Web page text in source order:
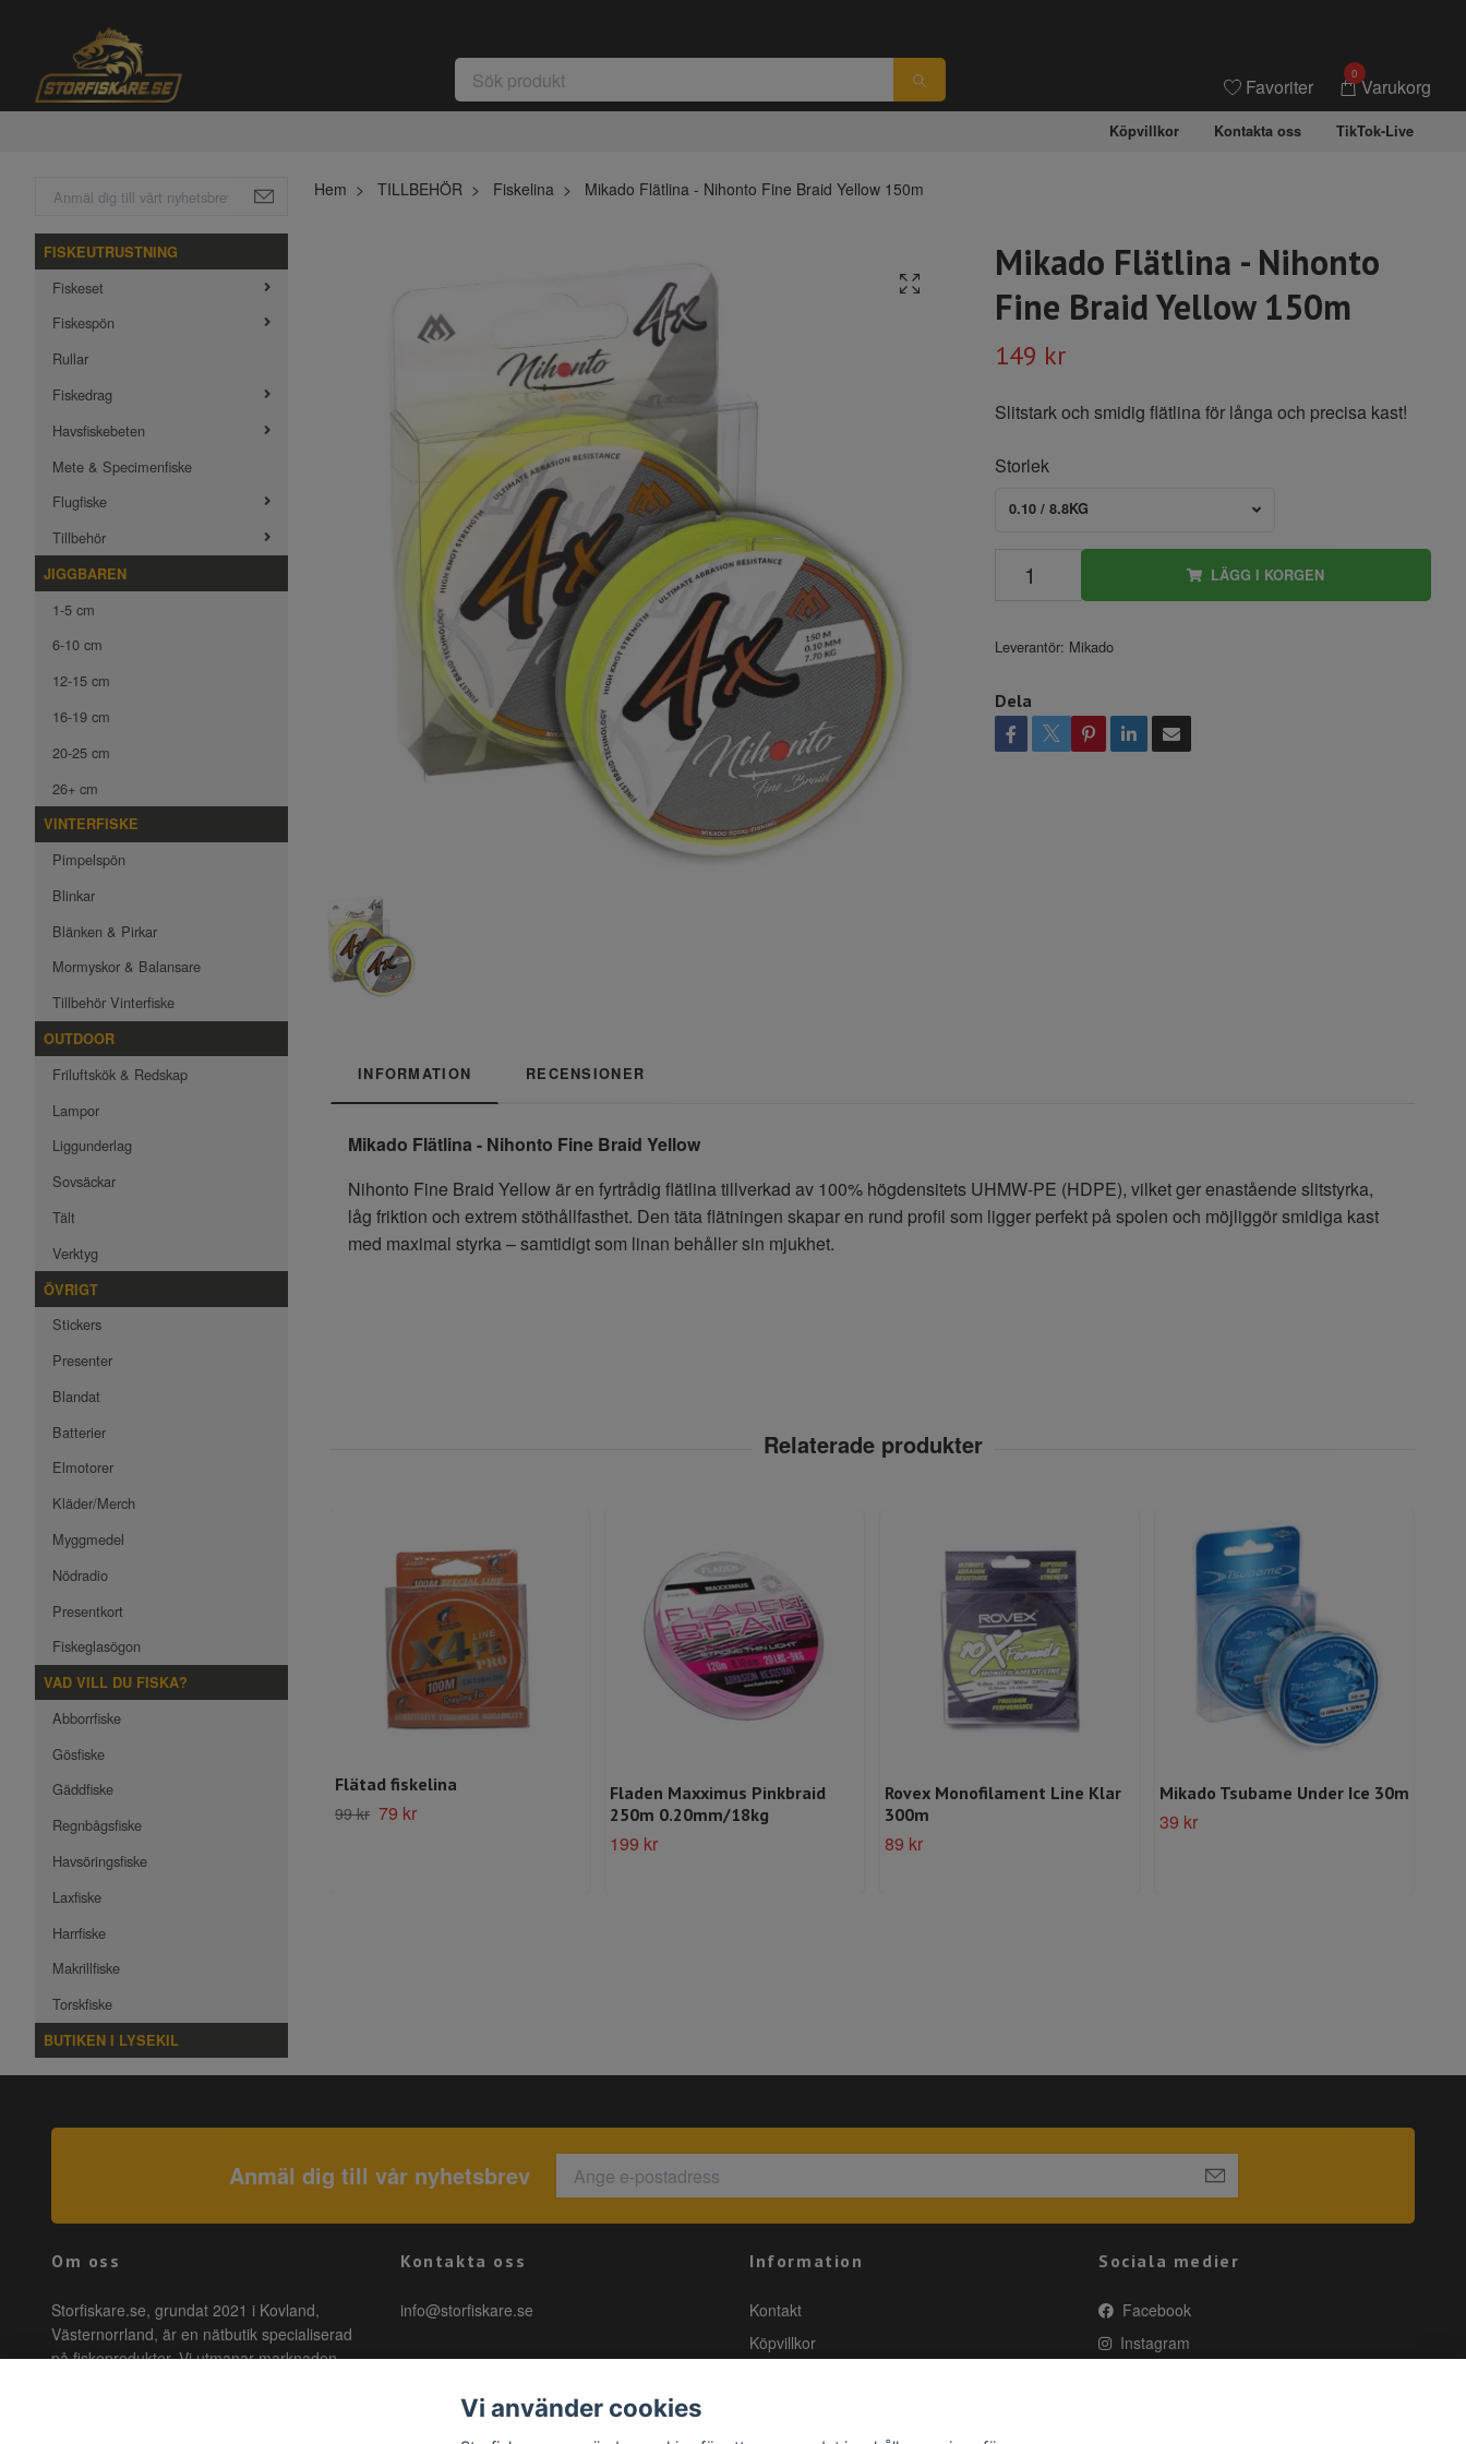
Favoriter
0
Varukorg
Köpvillkor Kontakta oss TikTok-Live
FISKEUTRUSTNING
Fiskeset
Fiskespön
Rullar
Fiskedrag
Havsfiskebeten
Mete & Specimenfiske
Flugfiske
Tillbehör
JIGGBAREN
1-5 cm
6-10 cm
12-15 cm
16-19 cm
20-25 cm
26+ cm
VINTERFISKE
Pimpelspön
Blinkar
Blänken & Pirkar
Mormyskor & Balansare
Tillbehör Vinterfiske
OUTDOOR
Friluftskök & Redskap
Lampor
Liggunderlag
Sovsäckar
Tält
Verktyg
ÖVRIGT
Stickers
Presenter
Blandat
Batterier
Elmotorer
Kläder/Merch
Myggmedel
Nödradio
Presentkort
Fiskeglasögon
VAD VILL DU FISKA?
Abborrfiske
Gösfiske
Gäddfiske
Regnbågsfiske
Havsöringsfiske
Laxfiske
Harrfiske
Makrillfiske
Torskfiske
BUTIKEN I LYSEKIL
Hem TILLBEHÖR Fiskelina Mikado Flätlina - Nihonto Fine Braid Yellow 150m
Mikado Flätlina - Nihonto
Fine Braid Yellow 150m
149 kr
Slitstark och smidig flätlina för långa och precisa kast!
Storlek
0.10 / 8.8KG
LÄGG I KORGEN
Leverantör: Mikado
Dela
INFORMATION RECENSIONER
Mikado Flätlina - Nihonto Fine Braid Yellow
Nihonto Fine Braid Yellow är en fyrtrådig flätlina tillverkad av 100% högdensitets UHMW-PE (HDPE), vilket ger enastående slitstyrka,
låg friktion och extrem stöthållfasthet. Den täta flätningen skapar en rund profil som ligger perfekt på spolen och möjliggör smidiga kast
med maximal styrka – samtidigt som linan behåller sin mjukhet.
Flätad fiskelina
99 kr 79 kr
Fladen Maxximus Pinkbraid
250m 0.20mm/18kg
199 kr
Rovex Monofilament Line Klar
300m
89 kr
Mikado Tsubame Under Ice 30m
39 kr
Anmäl dig till vår nyhetsbrev
Om oss
Storfiskare.se, grundat 2021 i Kovland,
Västernorrland, är en nätbutik specialiserad
på fiskeprodukter. Vi utmanar marknaden
Kontakta oss
info@storfiskare.se
Information
Kontakt
Köpvillkor
Sociala medier
Facebook
Instagram
Vi använder cookies